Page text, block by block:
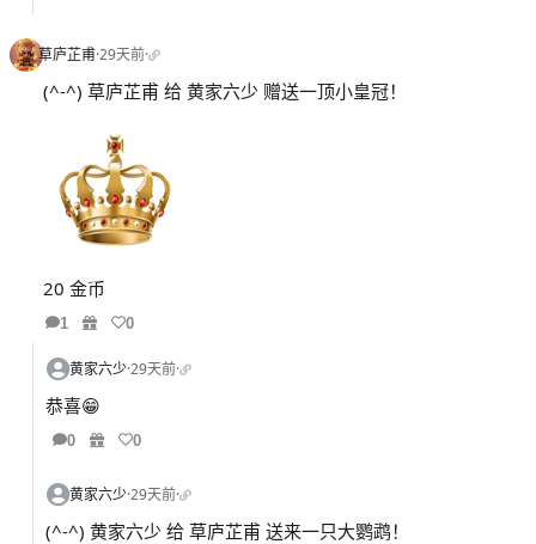
草庐芷甫·29天前·
(^-^) 草庐芷甫 给 黄家六少 赠送一顶小皇冠！
20 金币
1 0
黄家六少·29天前·
恭喜😁
0 0
黄家六少·29天前·
(^-^) 黄家六少 给 草庐芷甫 送来一只大鹦鹉！